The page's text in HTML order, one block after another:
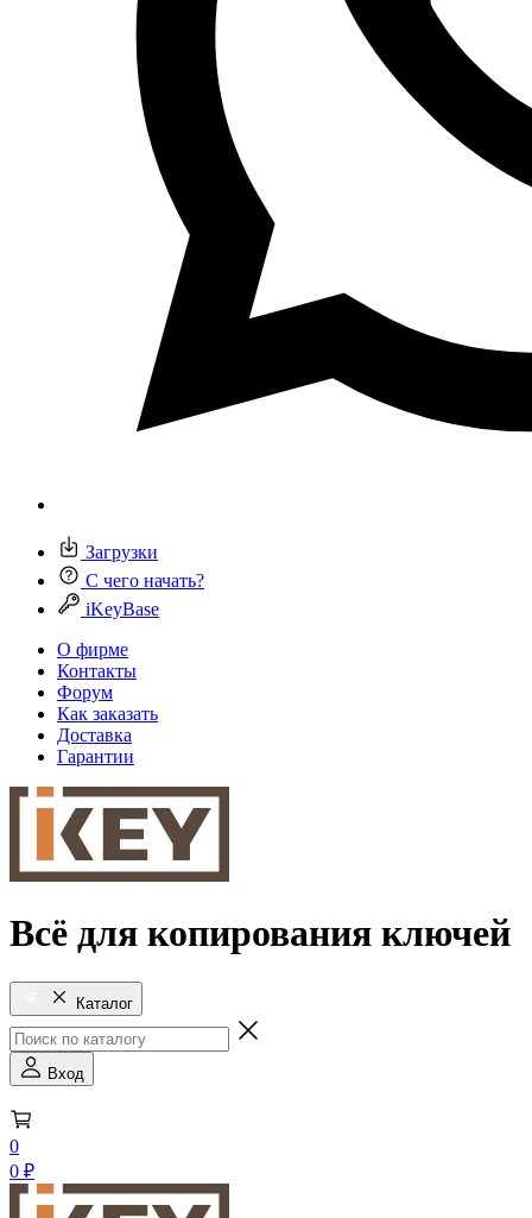
Загрузки
С чего начать?
iKeyBase
О фирме
Контакты
Форум
Как заказать
Доставка
Гарантии
Всё для копирования ключей
Каталог
Вход
0
0 ₽